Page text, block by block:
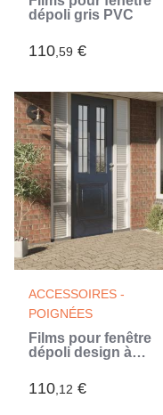
dépoli gris PVC
110,59 €
ACCESSOIRES -
POIGNÉES
Films pour fenêtre
dépoli design à
110,12 €